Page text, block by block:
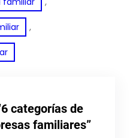
,
categorías de
familiares”